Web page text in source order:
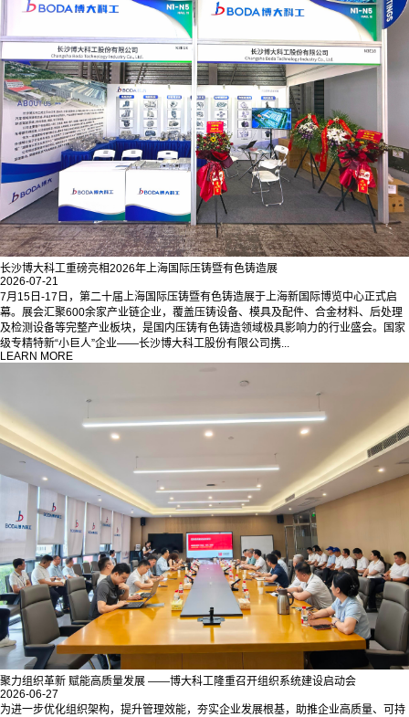
长沙博大科工重磅亮相2026年上海国际压铸暨有色铸造展
2026-07-21
7月15日-17日，第二十届上海国际压铸暨有色铸造展于上海新国际博览中心正式启
幕。展会汇聚600余家产业链企业，覆盖压铸设备、模具及配件、合金材料、后处理
及检测设备等完整产业板块，是国内压铸有色铸造领域极具影响力的行业盛会。国家
级专精特新“小巨人”企业——长沙博大科工股份有限公司携...
LEARN MORE
聚力组织革新 赋能高质量发展 ——博大科工隆重召开组织系统建设启动会
2026-06-27
为进一步优化组织架构，提升管理效能，夯实企业发展根基，助推企业高质量、可持